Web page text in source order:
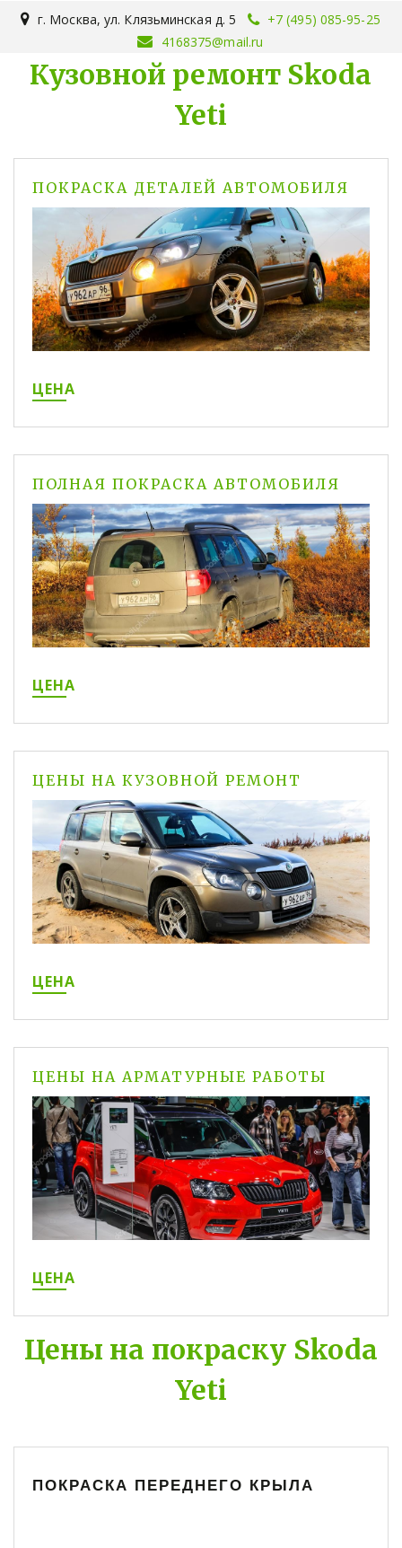
г. Москва,ул. Клязьминская д. 5
+7 (495) 085-95-25
4168375@mail.ru
Кузовной ремонт Skoda
Yeti
ПОКРАСКА ДЕТАЛЕЙ АВТОМОБИЛЯ
ЦЕНА
ПОЛНАЯ ПОКРАСКА АВТОМОБИЛЯ
ЦЕНА
ЦЕНЫ НА КУЗОВНОЙ РЕМОНТ
ЦЕНА
ЦЕНЫ НА АРМАТУРНЫЕ РАБОТЫ
ЦЕНА
Цены на покраску Skoda
Yeti
ПОКРАСКА ПЕРЕДНЕГО КРЫЛА